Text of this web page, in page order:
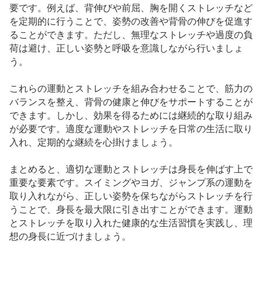
要です。例えば、背伸びや前屈、胸を開くストレッチなど
を定期的に行うことで、姿勢の改善や背骨の伸びを促進す
ることができます。ただし、無理なストレッチや過度の負
荷は避け、正しい姿勢と呼吸を意識しながら行いましょ
う。
これらの運動とストレッチを組み合わせることで、筋力の
バランスを整え、背骨の健康と伸びをサポートすることが
できます。しかし、効果を得るためには継続的な取り組み
が必要です。適度な運動やストレッチを日常の生活に取り
入れ、定期的な継続を心掛けましょう。
まとめると、適切な運動とストレッチは身長を伸ばす上で
重要な要素です。スイミングやヨガ、ジャンプ系の運動を
取り入れながら、正しい姿勢を保ちながらストレッチを行
うことで、身長を最大限に引き出すことができます。運動
とストレッチを取り入れた健康的な生活習慣を実践し、理
想の身長に近づけましょう。